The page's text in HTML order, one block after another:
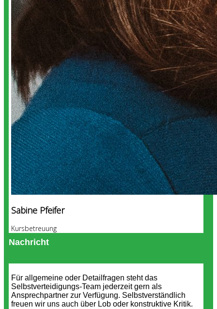
Sabine Pfeifer
Kursbetreuung
Nachricht
Für allgemeine oder Detailfragen steht das
Selbstverteidigungs-Team jederzeit gern als
Ansprechpartner zur Verfügung. Selbstverständlich
freuen wir uns auch über Lob oder konstruktive Kritik.